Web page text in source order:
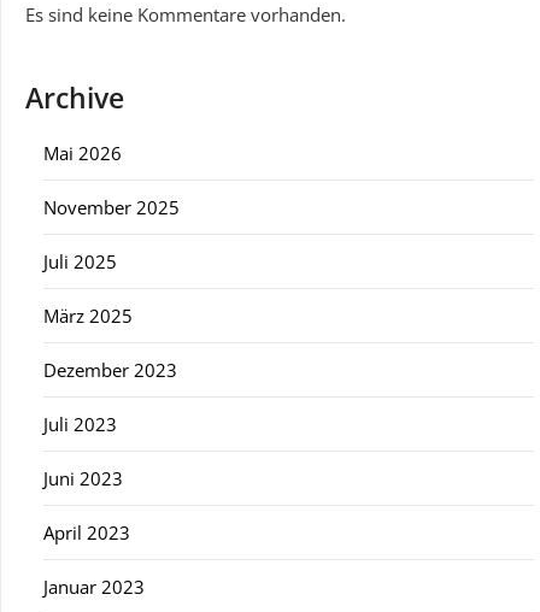
Es sind keine Kommentare vorhanden.
Archive
Mai 2026
November 2025
Juli 2025
März 2025
Dezember 2023
Juli 2023
Juni 2023
April 2023
Januar 2023